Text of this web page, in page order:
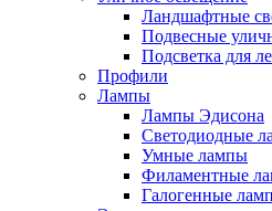
Ландшафтные
Подвесные
Подсветка для
Профили
Лампы
Лампы Эдисона
Светодиодные
Умные лампы
Филаментные
Галогенные